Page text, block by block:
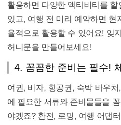
활용하면 다양한 액티비티를
있고, 여행 전 미리 예약하면 현
율적으로 활용할 수 있어요! 잊
허니문을 만들어보세요!
4. 꼼꼼한 준비는 필수!
여권, 비자, 항공권, 숙박 바우
에 필요한 서류와 준비물들을
야겠죠? 환전, 로밍, 여행 어댑